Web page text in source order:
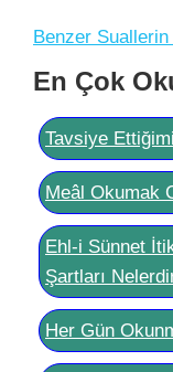
Benzer Suallerin
En Çok
Tavsiye
Meâl Okumak
Ehl-i Sünnet
Şartları
Her Gün